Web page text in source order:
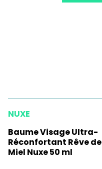
NUXE
Baume Visage Ultra-
Réconfortant Rêve de
Miel Nuxe 50 ml